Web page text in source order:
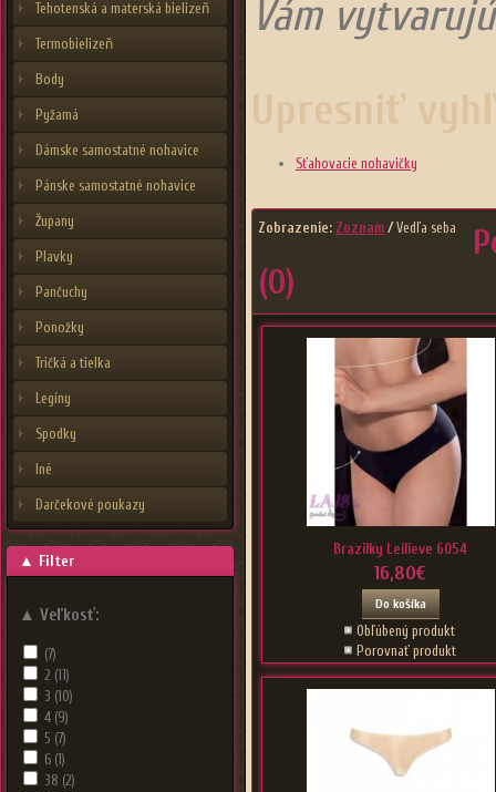
Tehotenská a materská bielizeň
Termobielizeň
Body
Pyžamá
Dámske samostatné nohavice
Pánske samostatné nohavice
Župany
Plavky
Pančuchy
Ponožky
Tričká a tielka
Legíny
Spodky
Iné
Darčekové poukazy
▲ Filter
▲ Veľkosť:
(7)
2 (11)
3 (10)
4 (9)
5 (7)
6 (1)
38 (2)
Vám
Upresniť
Sťahovacie nohavičky
Zobrazenie: Zoznam /Vedľa seba
(0)
Brazilky Leilieve 6054
16,80€
Do košíka
Obľúbený produkt
Porovnať produkt